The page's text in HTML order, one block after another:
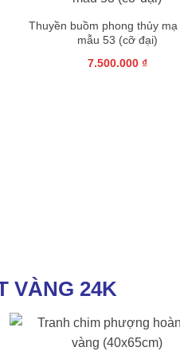
Thuyền buồm phong thủy mạ
mẫu 53 (cỡ đại)
7.500.000 ₫
VÀNG 24K